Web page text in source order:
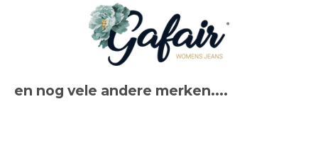
en nog vele andere merken....